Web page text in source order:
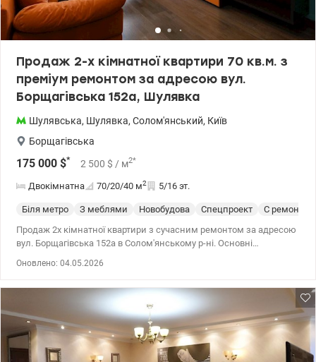
Продаж 2-х кімнатної квартири 70 кв.м. з
преміум ремонтом за адресою вул.
Борщагівська 152а, Шулявка
Шулявська, Шулявка, Солом'янський, Київ
Борщагівська
175 000 $* 2 500 $ / м2*
Двокімнатна 70/20/40 м2 5/16 эт.
Біля метро З меблями Новобудова Спецпроект
С ремонтом
Продаж 2х кімнатної квартири з сучасним ремонтом за адресою
вул. Борщагівська 152а в Солом'янському р-ні. Основні
кімната, балкон. Інтер'єр та комплектація: квартира реалізована
за індивідуальним дизайн-проєктом з використанням елітних
матеріалів європейського виробництва. Техніка та сантехніка:
повний комплект від культового бренду SMEG (Італія). Меблі та
світло виготовлені провідними фабриками Німеччини та Італії.
Оновлено: 04.05.2026